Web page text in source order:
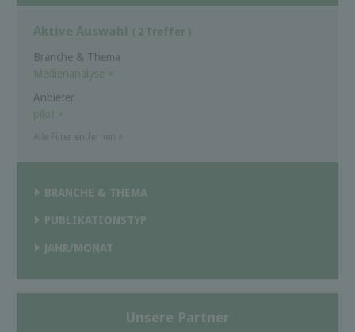
Aktive Auswahl ( 2 Treffer )
Branche & Thema
Medienanalyse ×
Anbieter
pilot ×
BRANCHE & THEMA
PUBLIKATIONSTYP
JAHR/MONAT
Unsere Partner